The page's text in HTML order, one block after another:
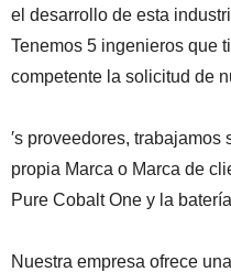
el desarrollo de esta
Tenemos 5 ingenieros que
competente la solicitud de
′s proveedores,
propia Marca o Marca de
Pure Cobalt One y la
Nuestra empresa ofrece